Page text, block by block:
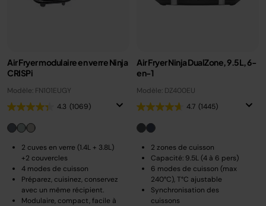
Air Fryer modulaire en verre Ninja
CRISPi
Modèle: FN101EUGY
4.3 (1069)
2 cuves en verre (1.4L + 3.8L)
+2 couvercles
4 modes de cuisson
Préparez, cuisinez, conservez
avec un même récipient.
Modulaire, compact, facile à
Air Fryer Ninja DualZone, 9.5L, 6-
en-1
Modèle: DZ400EU
4.7 (1445)
2 zones de cuisson
Capacité: 9.5L (4 à 6 pers)
6 modes de cuisson (max
240°C), T°C ajustable
Synchronisation des
cuissons